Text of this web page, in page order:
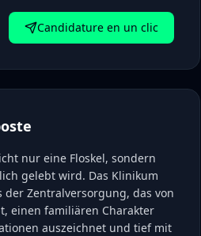
Candidature en un clic
nur eine Floskel, sondern
gelebt wird. Das Klinikum
der Zentralversorgung, das von
einen familiären Charakter
auszeichnet und tief mit